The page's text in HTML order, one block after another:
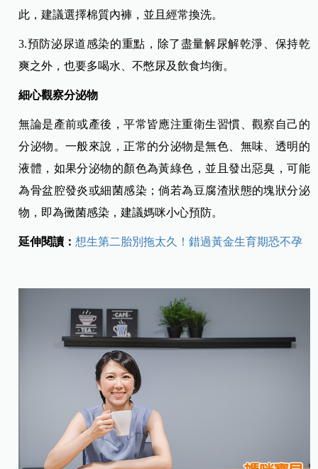
此，建議選擇棉質內褲，並且經常換洗。
3.預防泌尿道感染的重點，除了盡量解尿解乾淨、保持乾
爽之外，也要多喝水、不憋尿及飲食均衡。
細心觀察分泌物
無論是產前或產後，平常皆應注重衛生習慣、觀察自己的
分泌物。一般來說，正常的分泌物是無色、無味、透明的
液體，如果分泌物的顏色為黃綠色，並且發出惡臭，可能
為骨盆腔發炎或細菌感染；倘若為豆腐渣狀態的塊狀分泌
物，即為黴菌感染，建議媽咪小心預防。
延伸閱讀：想生第二胎別拖太久！錯過黃金生育期恐不孕